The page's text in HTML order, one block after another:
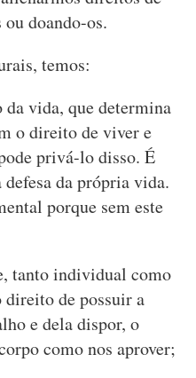
doando-os.
temos:
vida, que determina
o direito de viver e
privá-lo disso. É
da própria vida.
porque sem este
tanto individual como
de possuir a
e dela dispor, o
como nos aprover;